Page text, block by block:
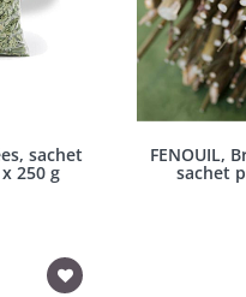
sachet
250 g
FENOUIL,
sachet